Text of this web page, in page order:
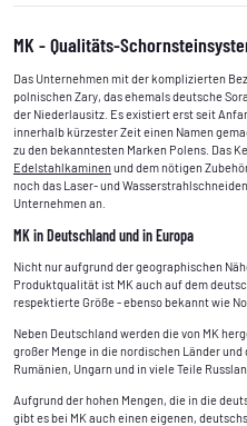
MK - Qualitäts-
Das Unternehmen mit der komplizierten
polnischen Zary, das ehemals deutsche
der Niederlausitz. Es existiert erst seit
innerhalb kürzester Zeit einen Namen
zu den bekanntesten Marken Polens. Das
Edelstahlkaminenund dem nötigen
noch das Laser- und
Unternehmen an.
MK in Deutschland und in Europa
Nicht nur aufgrund der geographischen
Produktqualität ist MK auch auf dem
respektierte Größe - ebenso bekannt wie
Neben Deutschland werden die von MK
großer Menge in die nordischen Länder
Rumänien, Ungarn und in viele Teile
Aufgrund der hohen Mengen, die in die
gibt es bei MK auch einen eigenen,